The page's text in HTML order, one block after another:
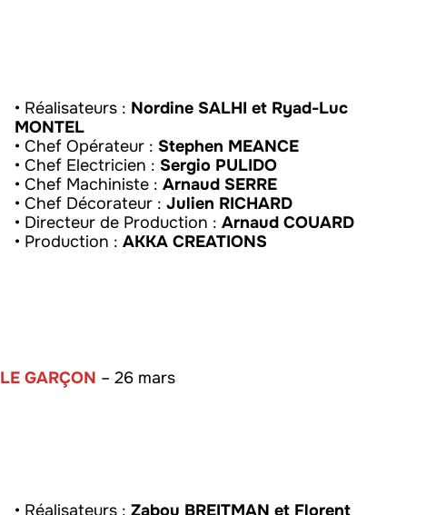
• Réalisateurs : Nordine SALHI et Ryad-Luc
MONTEL
• Chef Opérateur : Stephen MEANCE
• Chef Electricien : Sergio PULIDO
• Chef Machiniste :Arnaud SERRE
• Chef Décorateur :Julien RICHARD
• Directeur de Production :Arnaud COUARD
• Production :AKKA CREATIONS
LE GARÇON – 26 mars
• Réalisateurs :Zabou BREITMAN et Florent